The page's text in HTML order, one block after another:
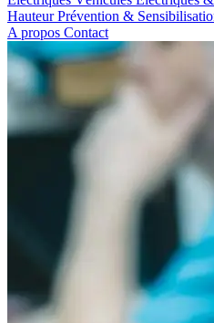
HauteurPrévention &
A propos Contact